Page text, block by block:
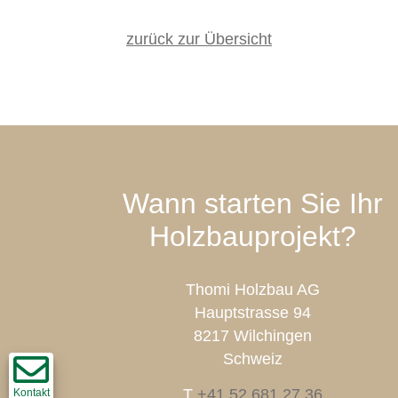
zurück zur Übersicht
Kontakt
Wann starten Sie Ihr
Holzbauprojekt?
Thomi Holzbau AG
Hauptstrasse 94
8217 Wilchingen
Schweiz